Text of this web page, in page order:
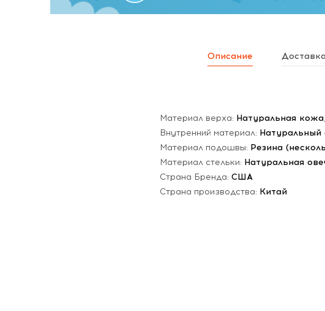
Описание Доставка
Материал верха: Натуральная кожа,
Внутренний материал: Натуральный
Материал подошвы: Резина
Материал стельки: Натуральная
Страна Бренда: США
Страна производства: Китай